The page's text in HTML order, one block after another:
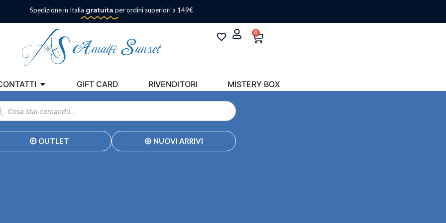
Spedizione in Italia gratuita per ordini superiori a 149€
0
GIFT CARD RIVENDITORI MISTERY BOX
OUTLET NUOVI ARRIVI